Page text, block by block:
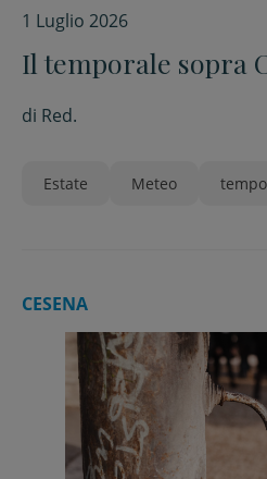
1 Luglio 2026
Il temporale sopra
di Red.
Estate Meteo
CESENA